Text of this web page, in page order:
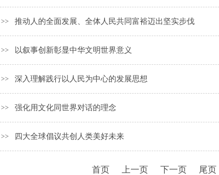
>> 推动人的全面发展、全体人民共同富裕迈出坚实步伐
>> 以叙事创新彰显中华文明世界意义
>> 深入理解践行以人民为中心的发展思想
>> 强化用文化同世界对话的理念
>> 四大全球倡议共创人类美好未来
首页 上一页 下一页 尾